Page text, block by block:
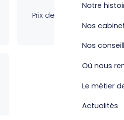
Notre
Nos
Nos
Où nous
Le métier
Actualités
Prix de souscription